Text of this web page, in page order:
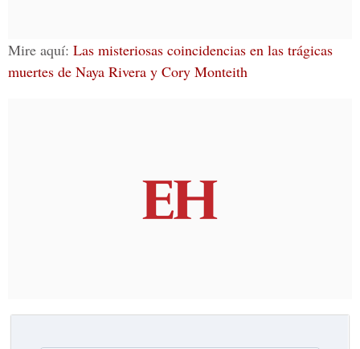
Mire aquí: Las misteriosas coincidencias en las trágicas
muertes de Naya Rivera y Cory Monteith